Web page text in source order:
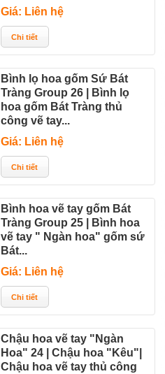
Giá: Liên hệ
Bình lọ hoa gốm Sứ Bát
Tràng Group 26 | Bình lọ
hoa gốm Bát Tràng thủ
công vẽ tay...
Giá: Liên hệ
Bình hoa vẽ tay gốm Bát
Tràng Group 25 | Bình hoa
vẽ tay " Ngàn hoa" gốm sứ
Bát...
Giá: Liên hệ
Chậu hoa vẽ tay "Ngàn
Hoa" 24 | Chậu hoa "Kêu"|
Chậu hoa vẽ tay thủ công